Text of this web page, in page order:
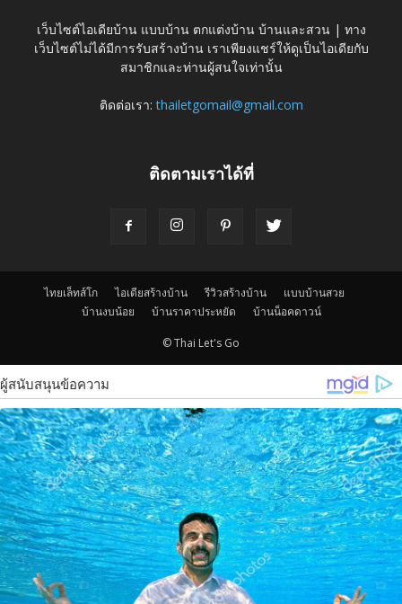
เว็บไซต์ไอเดียบ้าน แบบบ้าน ตกแต่งบ้าน บ้านและสวน | ทาง
เว็บไซต์ไม่ได้มีการรับสร้างบ้าน เราเพียงแชร์ให้ดูเป็นไอเดียกับ
สมาชิกและท่านผู้สนใจเท่านั้น
ติดต่อเรา:thailetgomail@gmail.com
ติดตามเราได้ที่
ไทยเล็ทส์โก ไอเดียสร้างบ้าน รีวิวสร้างบ้าน
แบบบ้านสวย
บ้านงบน้อย
บ้านราคาประหยัด บ้านน็อคดาวน์
© Thai Let's Go